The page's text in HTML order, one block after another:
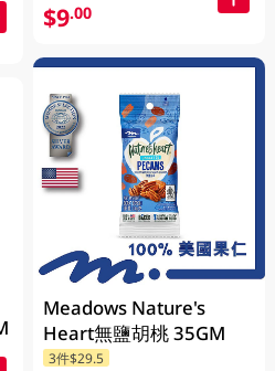
$9.00
Meadows Nature's
Heart無鹽胡桃 35GM
3件$29.5